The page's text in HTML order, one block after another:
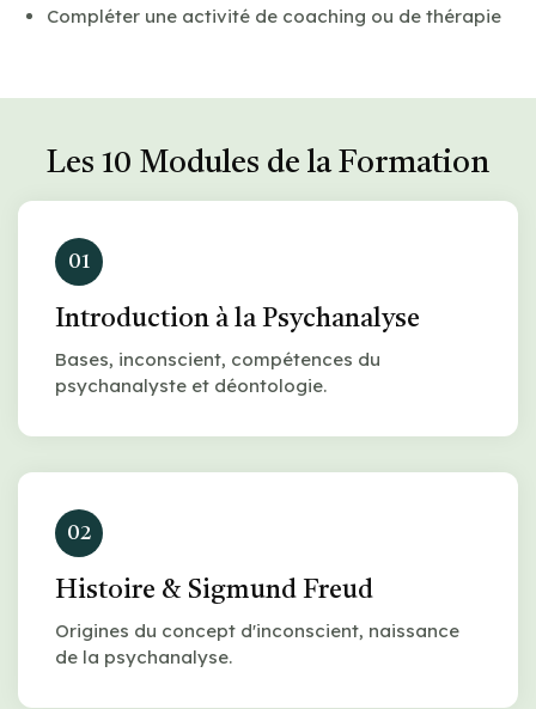
Compléter une activité de coaching ou de thérapie
Les 10 Modules de la Formation
01
Introduction à la Psychanalyse
Bases, inconscient, compétences du
psychanalyste et déontologie.
02
Histoire & Sigmund Freud
Origines du concept d'inconscient, naissance
de la psychanalyse.